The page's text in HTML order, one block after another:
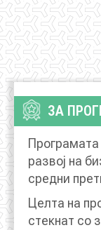
КАТАЛОГ НА
ПОВИЦИ
АКТУЕЛНИ
АРХИВА
ИНИЦИЈАТИВИ
ПОСТАПКА
ЗА
Програмата
развој на
средни
Целта на
стекнат со